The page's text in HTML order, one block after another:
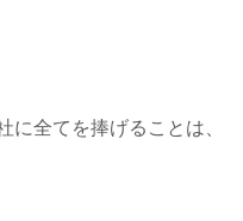
に全てを捧げることは、